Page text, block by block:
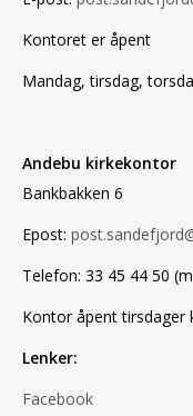
Kontoret er åpent
Mandag, tirsdag,
Andebu kirkekontor
Bankbakken 6
Epost:
Telefon: 33 45 44 50
Kontor åpent tirsdager
Lenker:
Facebook